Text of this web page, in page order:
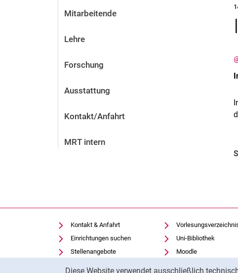
Diese Website verwendet ausschließlich
Mitarbeitende
Lehre
Forschung
Ausstattung
Kontakt/Anfahrt
MRT intern
Kontakt & Anfahrt
Einrichtungen suchen
Stellenangebote
Uni-Bibliothek
Moodle